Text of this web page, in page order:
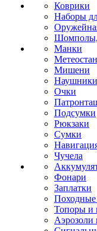
Коврики
Наборы
Шомполы,
Манки
Мишени
Наушники
Очки
Подсумки
Рюкзаки
Сумки
Чучела
Фонари
Заплатки
Походные
Топоры и
Аэрозоли